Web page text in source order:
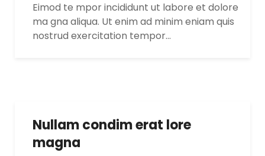
Eimod te mpor incididunt ut labore et dolore
ma gna aliqua. Ut enim ad minim eniam quis
nostrud exercitation tempor…
Nullam condim erat lore
magna